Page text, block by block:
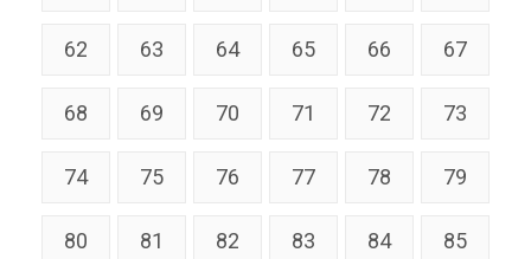
62 63 64 65 66 67
68 69 70 71 72 73
74 75 76 77 78 79
80 81 82 83 84 85